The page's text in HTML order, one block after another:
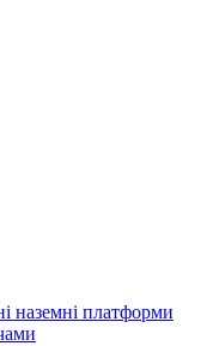
наземні платформи